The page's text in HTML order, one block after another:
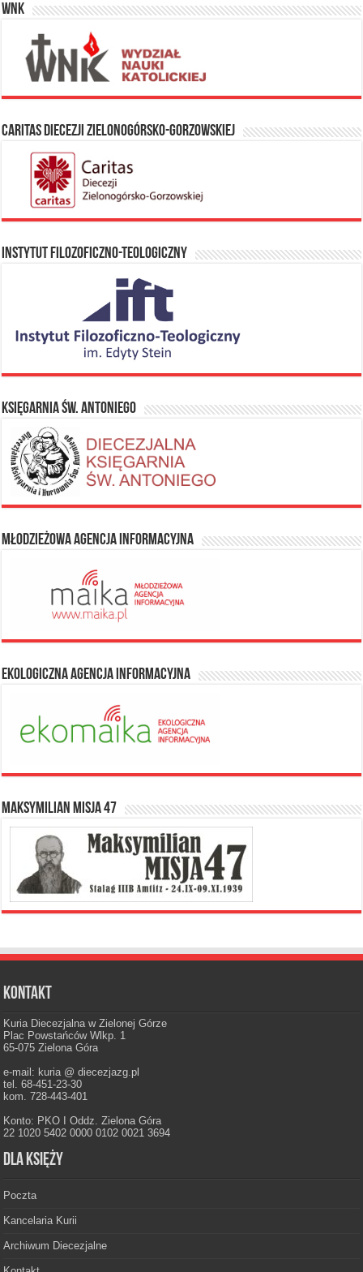
WNK
Caritas Diecezji Zielonogórsko-Gorzowskiej
Instytut Filozoficzno-Teologiczny
Księgarnia Św. Antoniego
Młodzieżowa Agencja Informacyjna
Ekologiczna Agencja Informacyjna
Maksymilian Misja 47
Kontakt
Kuria Diecezjalna w Zielonej Górze
Plac Powstańców Wlkp. 1
65-075 Zielona Góra
e-mail: kuria @ diecezjazg.pl
tel. 68-451-23-30
kom. 728-443-401
Konto: PKO I Oddz. Zielona Góra
22 1020 5402 0000 0102 0021 3694
Dla księży
Poczta
Kancelaria Kurii
Archiwum Diecezjalne